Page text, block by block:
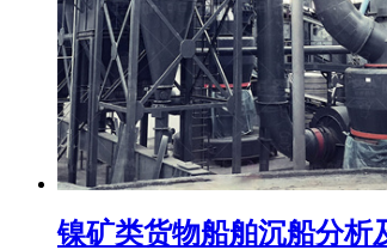
镍矿类货物船舶沉船分析